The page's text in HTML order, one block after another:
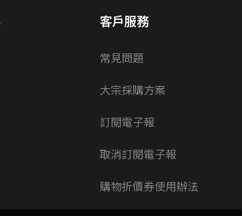
客戶服務
常見問題
大宗採購方案
訂閱電子報
取消訂閱電子報
購物折價券使用辦法